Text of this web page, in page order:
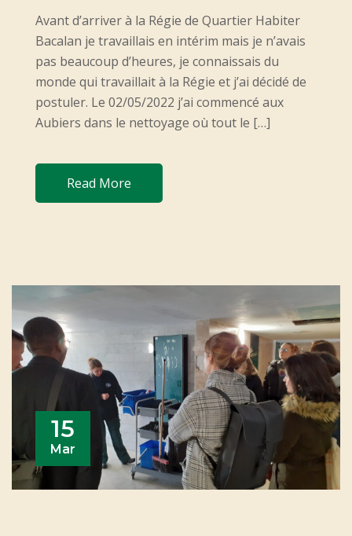
D
O
N
Avant d’arriver à la Régie de Quartier Habiter
Bacalan je travaillais en intérim mais je n’avais
pas beaucoup d’heures, je connaissais du
monde qui travaillait à la Régie et j’ai décidé de
postuler. Le 02/05/2022 j’ai commencé aux
Aubiers dans le nettoyage où tout le […]
Read More
15
Mar